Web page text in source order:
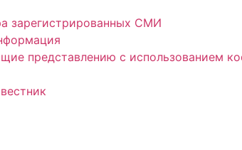
зарегистрированных СМИ
представлению с использованием